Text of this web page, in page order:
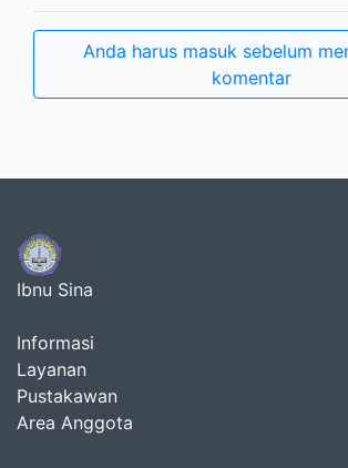
Anda harus masuk sebelum
komentar
Ibnu Sina
Informasi
Layanan
Pustakawan
Area Anggota